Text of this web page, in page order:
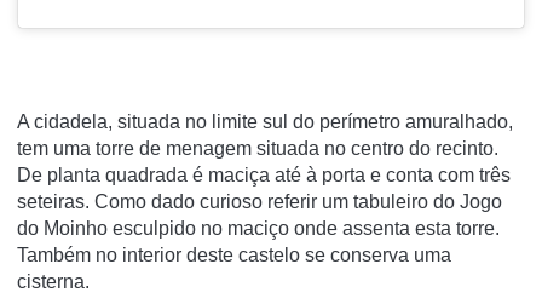
A cidadela, situada no limite sul do perímetro amuralhado,
tem uma torre de menagem situada no centro do recinto.
De planta quadrada é maciça até à porta e conta com três
seteiras. Como dado curioso referir um tabuleiro do Jogo
do Moinho esculpido no maciço onde assenta esta torre.
Também no interior deste castelo se conserva uma
cisterna.